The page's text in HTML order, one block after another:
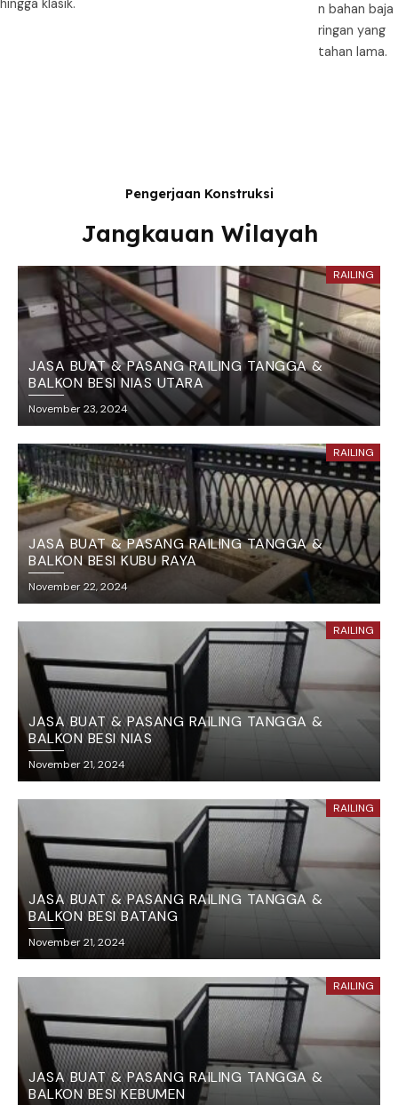
hingga klasik.
n bahan baja
ringan yang
tahan lama.
Pengerjaan Konstruksi
Jangkauan Wilayah
RAILING
JASA BUAT & PASANG RAILING TANGGA &
BALKON BESI NIAS UTARA
November 23, 2024
RAILING
JASA BUAT & PASANG RAILING TANGGA &
BALKON BESI KUBU RAYA
November 22, 2024
RAILING
JASA BUAT & PASANG RAILING TANGGA &
BALKON BESI NIAS
November 21, 2024
RAILING
JASA BUAT & PASANG RAILING TANGGA &
BALKON BESI BATANG
November 21, 2024
RAILING
JASA BUAT & PASANG RAILING TANGGA &
BALKON BESI KEBUMEN